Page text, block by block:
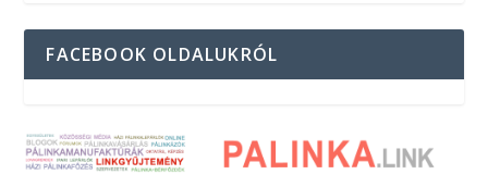
FACEBOOK OLDALUKRÓL